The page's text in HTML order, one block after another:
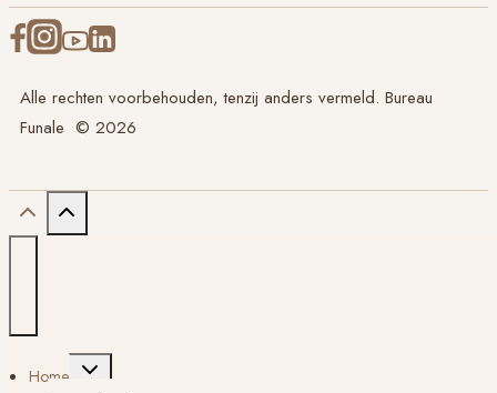
Alle rechten voorbehouden, tenzij anders vermeld. Bureau
Funale © 2026
Home
Toggle
submenu